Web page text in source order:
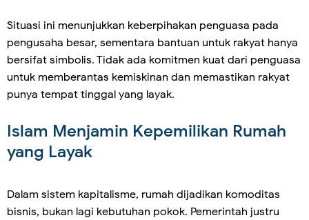
Situasi ini menunjukkan keberpihakan penguasa pada
pengusaha besar, sementara bantuan untuk rakyat hanya
bersifat simbolis. Tidak ada komitmen kuat dari penguasa
untuk memberantas kemiskinan dan memastikan rakyat
punya tempat tinggal yang layak.
Islam Menjamin Kepemilikan Rumah
yang Layak
Dalam sistem kapitalisme, rumah dijadikan komoditas
bisnis, bukan lagi kebutuhan pokok. Pemerintah justru